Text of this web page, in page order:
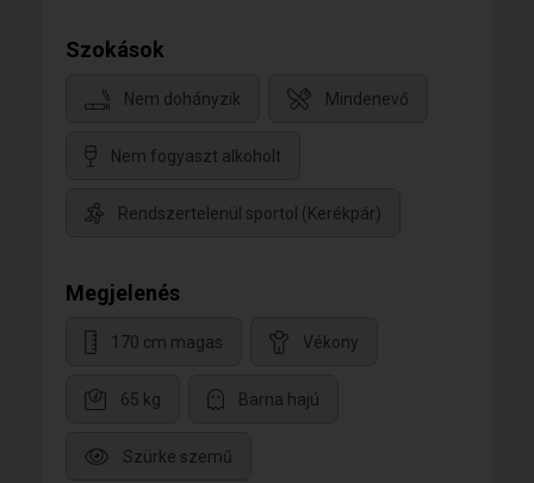
Szokások
Nem dohányzik Mindenevő
Nem fogyaszt alkoholt
Rendszertelenül sportol (Kerékpár)
Megjelenés
170 cm magas Vékony
65 kg Barna hajú
Szürke szemű